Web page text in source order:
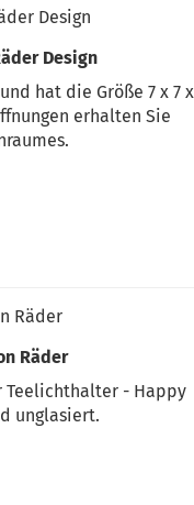
Design
Design
hat die Größe 7 x 7 x
erhalten Sie
Räder
Räder
Teelichthalter - Happy
unglasiert.